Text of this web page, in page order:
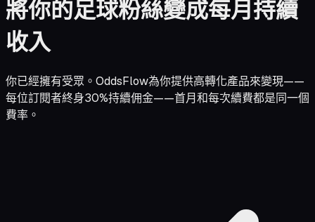
將你的足球粉絲變成每月持續
收入
你已經擁有受眾。OddsFlow為你提供高轉化產品來變現——
每位訂閱者終身30%持續佣金——首月和每次續費都是同一個
費率。